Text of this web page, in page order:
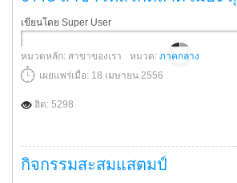
เขียนโดย Super User
หมวดหลัก: สาขาของเรา หมวด: ภาคกลาง
เผยแพร่เมื่อ: 18 เมษายน 2556
ฮิต: 5298
กิจกรรมสะสมแสตมป์